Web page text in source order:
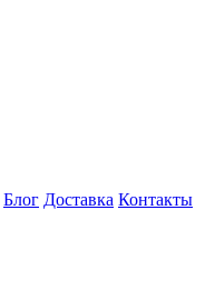
Блог Доставка Контакты